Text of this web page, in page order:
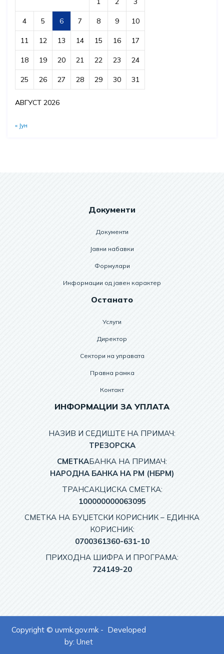
АВГУСТ 2026
4 5 6 7 8 9 10
11 12 13 14 15 16 17
18 19 20 21 22 23 24
25 26 27 28 29 30 31
« Јун
Документи
Документи
Јавни набавки
Формулари
Информации од јавен карактер
Останато
Услуги
Директор
Сектори на управата
Правна рамка
Контакт
ИНФОРМАЦИИ ЗА УПЛАТА
НАЗИВ И СЕДИШТЕ НА ПРИМАЧ:
TРЕЗОРСКА
СМЕТКАБАНКА НА ПРИМАЧ:
НАРОДНА БАНКА НА РМ (НБРМ)
ТРАНСАКЦИСКА СМЕТКА:
100000000063095
СМЕТКА НА БУЏЕТСКИ КОРИСНИК – EДИНКА
КОРИСНИК:
0700361360-631-10
ПРИХОДНА ШИФРА И ПРОГРАМА:
724149-20
Copyright © uvmk.gov.mk - Developed
by: Unet